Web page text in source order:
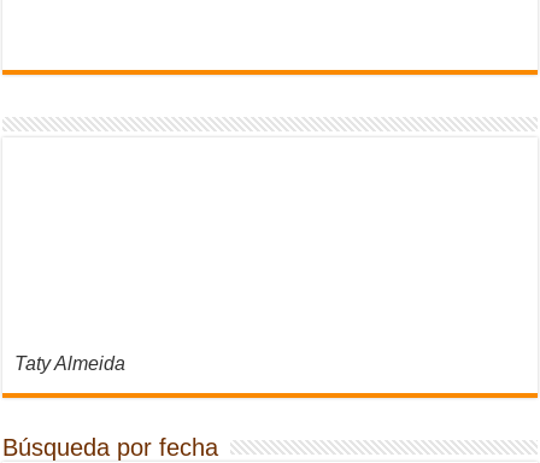
Taty Almeida
Búsqueda por fecha